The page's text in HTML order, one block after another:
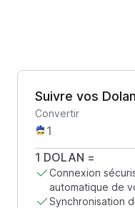
Suivre vos
Convertir
1 DOLAN =
Connexion
automatique de
Synchronisation